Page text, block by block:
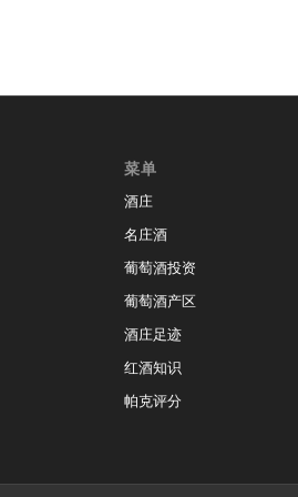
菜单
酒庄
名庄酒
葡萄酒投资
葡萄酒产区
酒庄足迹
红酒知识
帕克评分